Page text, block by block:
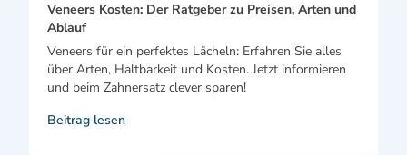
Veneers Kosten: Der Ratgeber zu Preisen, Arten und
Ablauf
Veneers für ein perfektes Lächeln: Erfahren Sie alles
über Arten, Haltbarkeit und Kosten. Jetzt informieren
und beim Zahnersatz clever sparen!
Beitrag lesen